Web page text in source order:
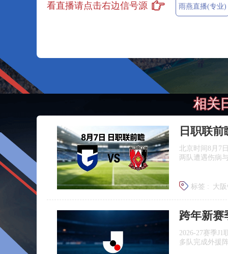
看直播请点击右边信号源 雨燕直播(专业)
相关
北京时间8月7
两队遭遇伤病
标签 : 大
浦和红钻
跨年新赛
2026‑27赛季
多队完成外援